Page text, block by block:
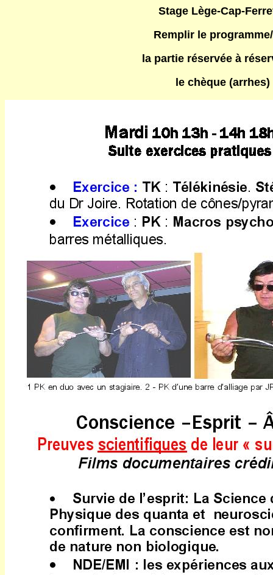
Stage Lège-Cap-
Remplir le
la partie réservée à
le chèque